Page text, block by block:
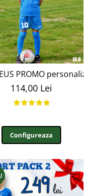
VERDE, XL
PROMO
114,00 Lei
Configureaza